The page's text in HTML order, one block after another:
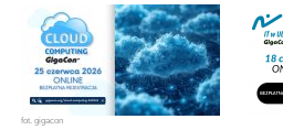
fot. gigacon